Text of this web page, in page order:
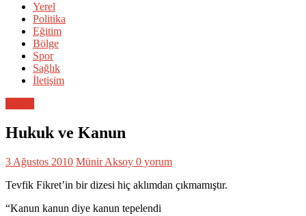
Yerel
Politika
Eğitim
Bölge
Spor
Sağlık
İletişim
Hukuk ve Kanun
3 Ağustos 2010 Münir Aksoy 0 yorum
Tevfik Fikret’in bir dizesi hiç aklımdan çıkmamıştır.
“Kanun kanun diye kanun tepelendi